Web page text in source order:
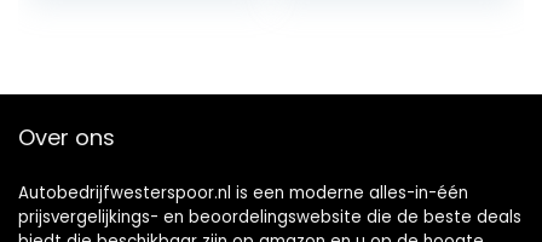
Over ons
Autobedrijfwesterspoor.nl is een moderne alles-in-één
prijsvergelijkings- en beoordelingswebsite die de beste deals